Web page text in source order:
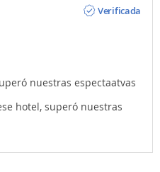
Verificada
nuestras espectaatvas
hotel, superó nuestras